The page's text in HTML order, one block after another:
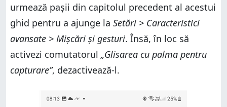
urmează pașii din capitolul precedent al acestui
ghid pentru a ajunge la Setări > Caracteristici
avansate > Mișcări și gesturi. Însă, în loc să
activezi comutatorul „Glisarea cu palma pentru
capturare”, dezactivează-l.